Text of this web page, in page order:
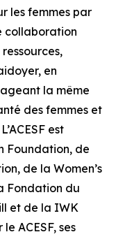
les femmes par
collaboration
en
la même
des femmes et
est
Foundation, de
de la Women’s
Fondation du
et de la IWK
ACESF, ses